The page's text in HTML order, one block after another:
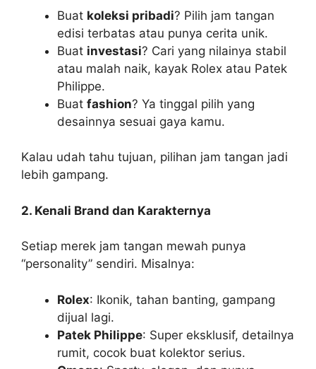
Buat koleksi pribadi? Pilih jam tangan
edisi terbatas atau punya cerita unik.
Buat investasi? Cari yang nilainya stabil
atau malah naik, kayak Rolex atau Patek
Philippe.
Buat fashion? Ya tinggal pilih yang
desainnya sesuai gaya kamu.
Kalau udah tahu tujuan, pilihan jam tangan jadi
lebih gampang.
2. Kenali Brand dan Karakternya
Setiap merek jam tangan mewah punya
“personality” sendiri. Misalnya:
Rolex: Ikonik, tahan banting, gampang
dijual lagi.
Patek Philippe: Super eksklusif, detailnya
rumit, cocok buat kolektor serius.